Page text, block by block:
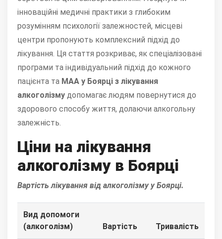
інноваційні медичні практики з глибоким
розумінням психології залежностей, місцеві
центри пропонують комплексний підхід до
лікування. Ця стаття розкриває, як спеціалізовані
програми та індивідуальний підхід до кожного
пацієнта та МАА у Боярці з лікування
алкоголізму допомагає людям повернутися до
здорового способу життя, долаючи алкогольну
залежність.
Ціни на лікування
алкоголізму в Боярці
Вартість лікування від алкоголізму у Боярці.
Вид допомоги
(алкоголізм)
Вартість Тривалість